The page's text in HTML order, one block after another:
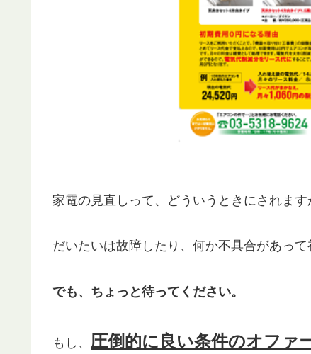
家電の見直しって、どういうときにされます
だいたいは故障したり、何か不具合があっ
でも、ちょっと待ってください。
もし、 圧倒的に良い条件のオファ